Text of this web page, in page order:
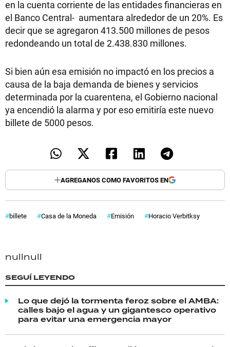
en la cuenta corriente de las entidades financieras en
el Banco Central- aumentara alrededor de un 20%. Es
decir que se agregaron 413.500 millones de pesos
redondeando un total de 2.438.830 millones.
Si bien aún esa emisión no impactó en los precios a
causa de la baja demanda de bienes y servicios
determinada por la cuarentena, el Gobierno nacional
ya encendió la alarma y por eso emitiría este nuevo
billete de 5000 pesos.
AGREGANOS COMO FAVORITOS EN
billete Casa de la Moneda Emisión Horacio Verbitksy
nullnull
SEGUÍ LEYENDO
Lo que dejó la tormenta feroz sobre el AMBA:
calles bajo el agua y un gigantesco operativo
para evitar una emergencia mayor